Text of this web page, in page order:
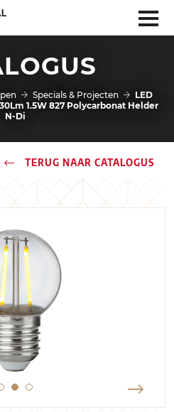
Specials & Projecten
LED
1.5W 827 Polycarbonat Helder
N-Di
TERUG NAAR CATALOGUS